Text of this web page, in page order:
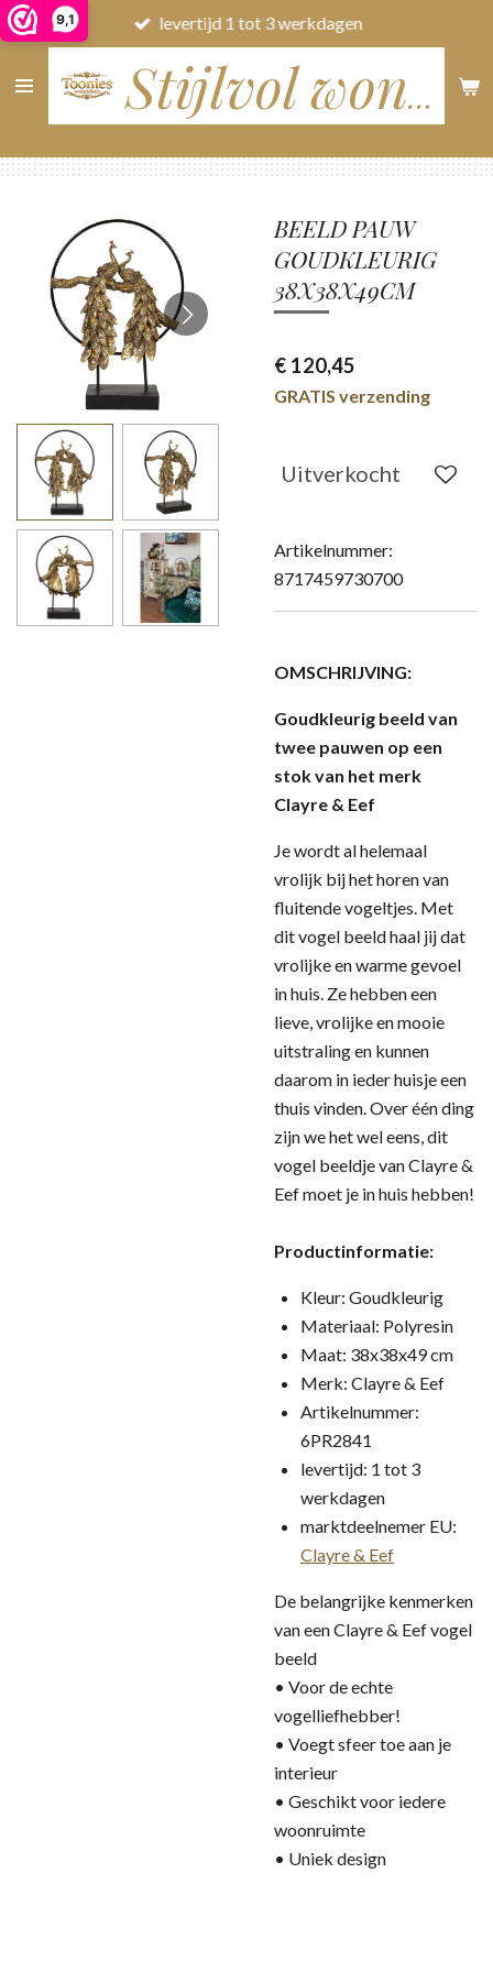
9,1
Ga
direct
naar
Stijlvol wonen
levertijd 1 tot 3 werkdagen
BEELD PAUW
GOUDKLEURIG
38X38X49CM
€ 120,45
GRATIS verzending
Uitverkocht
Artikelnummer:
8717459730700
OMSCHRIJVING:
Goudkleurig beeld van
twee pauwen op een
stok van het merk
Clayre & Eef
Je wordt al helemaal
vrolijk bij het horen van
fluitende vogeltjes. Met
dit vogel beeld haal jij dat
vrolijke en warme gevoel
in huis. Ze hebben een
lieve, vrolijke en mooie
uitstraling en kunnen
daarom in ieder huisje een
thuis vinden. Over één ding
zijn we het wel eens, dit
vogel beeldje van Clayre &
Eef moet je in huis hebben!
Productinformatie:
Kleur: Goudkleurig
Materiaal: Polyresin
Maat: 38x38x49 cm
Merk: Clayre & Eef
Artikelnummer:
6PR2841
levertijd: 1 tot 3
werkdagen
marktdeelnemer EU:
Clayre & Eef
De belangrijke kenmerken
van een Clayre & Eef vogel
beeld
• Voor de echte
vogelliefhebber!
• Voegt sfeer toe aan je
interieur
• Geschikt voor iedere
woonruimte
• Uniek design